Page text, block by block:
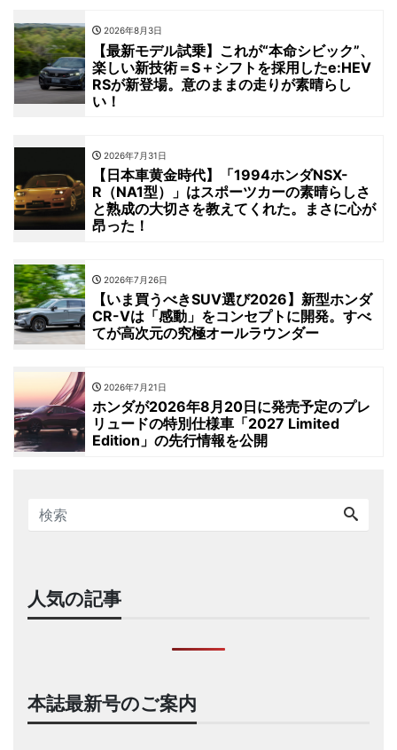
2026年8月3日
【最新モデル試乗】これが“本命シビック”、
楽しい新技術＝S＋シフトを採用したe:HEV
RSが新登場。意のままの走りが素晴らし
い！
2026年7月31日
【日本車黄金時代】「1994ホンダNSX-
R（NA1型）」はスポーツカーの素晴らしさ
と熟成の大切さを教えてくれた。まさに心が
昂った！
2026年7月26日
【いま買うべきSUV選び2026】新型ホンダ
CR-Vは「感動」をコンセプトに開発。すべ
てが高次元の究極オールラウンダー
2026年7月21日
ホンダが2026年8月20日に発売予定のプレ
リュードの特別仕様車「2027 Limited
Edition」の先行情報を公開
人気の記事
本誌最新号のご案内